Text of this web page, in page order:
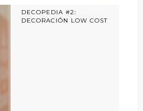
DECOPEDIA #2:
DECORACIÓN LOW COST